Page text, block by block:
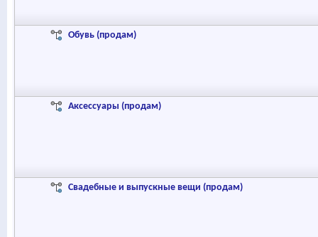
Обувь (продам)
Аксессуары (продам)
Свадебные и выпускные вещи (продам)